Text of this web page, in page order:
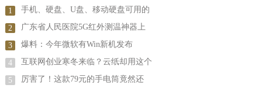
1 手机、硬盘、U盘、移动硬盘可用的
2 广东省人民医院5G红外测温神器上
3 爆料：今年微软有Win新机发布
4 互联网创业寒冬来临？云纸却用这个
5 厉害了！这款79元的手电筒竟然还